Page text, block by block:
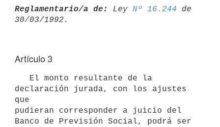
Reglamentario/a de: Ley Nº 16.244 de
Artículo 3
declaración jurada, con los ajustes
que
pudieran corresponder a juicio del
Banco de Previsión Social, podrá ser